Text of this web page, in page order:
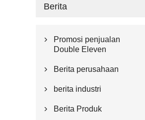
Berita

Promosi penjualan
Double Eleven
 Berita perusahaan
 berita industri
 Berita Produk